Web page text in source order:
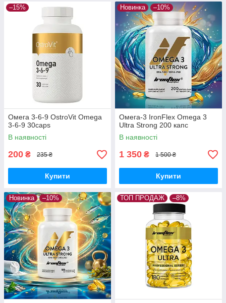
–15%
Омега 3-6-9 OstroVit Omega
3-6-9 30caps
В наявності
200 ₴ 235 ₴
Купити
Новинка –10%
Омега-3 IronFlex Omega 3
Ultra Strong 200 капс
В наявності
1 350 ₴ 1 500 ₴
Купити
Новинка –10% ТОП ПРОДАЖ –8%